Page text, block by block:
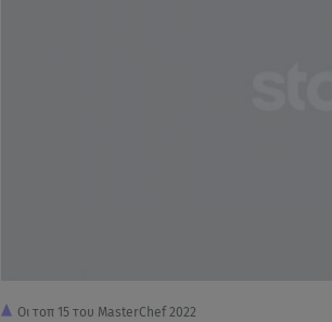
Οι τοπ 15 του MasterChef 2022